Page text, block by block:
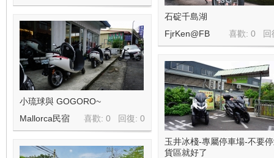
石碇千島湖
喜歡: 0 回
FjrKen@FB
小琉球與 GOGORO~
喜歡: 0 回復: 0
Mallorca民宿
玉井冰棧-專屬停車場-不要
貨區就好了